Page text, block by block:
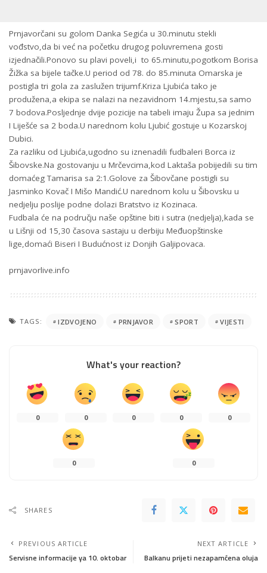
Prnjavorčani su golom Danka Segića u 30.minutu stekli
vođstvo,da bi već na početku drugog poluvremena gosti
izjednačili.Ponovo su plavi poveli,i to 65.minutu,pogotkom Borisa
Žižka sa bijele tačke.U period od 78. do 85.minuta Omarska je
postigla tri gola za zaslužen trijumf.Kriza Ljubića tako je
produžena,a ekipa se nalazi na nezavidnom 14.mjestu,sa samo
7 bodova.Posljednje dvije pozicije na tabeli imaju Župa sa jednim
I Liješće sa 2 boda.U narednom kolu Ljubić gostuje u Kozarskoj
Dubici.
Za razliku od Ljubića,ugodno su iznenadili fudbaleri Borca iz
Šibovske.Na gostovanju u Mrčevcima,kod Laktaša pobijedili su tim
domaćeg Tamarisa sa 2:1.Golove za Šibovčane postigli su
Jasminko Kovač I Mišo Mandić.U narednom kolu u Šibovsku u
nedjelju poslije podne dolazi Bratstvo iz Kozinaca.
Fudbala će na području naše opštine biti i sutra (nedjelja),kada se
u Lišnji od 15,30 časova sastaju u derbiju Međuopštinske
lige,domaći Biseri I Budućnost iz Donjih Galjipovaca.
prnjavorlive.info
TAGS: IZDVOJENO PRNJAVOR SPORT VIJESTI
What's your reaction?
0 0 0 0 0
0 0
SHARES
PREVIOUS ARTICLE
Servisne informacije ya 10. oktobar
NEXT ARTICLE
Balkanu prijeti nezapamćena oluja